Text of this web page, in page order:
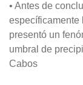
• Antes de
específicamente
presentó un
umbral de
Cabos